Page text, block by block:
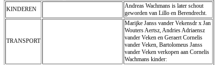
KINDEREN
Andreas Wachmans is later schout
geworden van Lillo en Berendrecht.
TRANSPORT
Marijke Janss vander Vekensdr x Jan
Wouters Aertsz, Andries Adriaensz
vander Veken en Geraert Cornelis
vander Veken, Bartolomeus Janss
vander Veken verkopen aan Cornelis
Wachmans kinder: